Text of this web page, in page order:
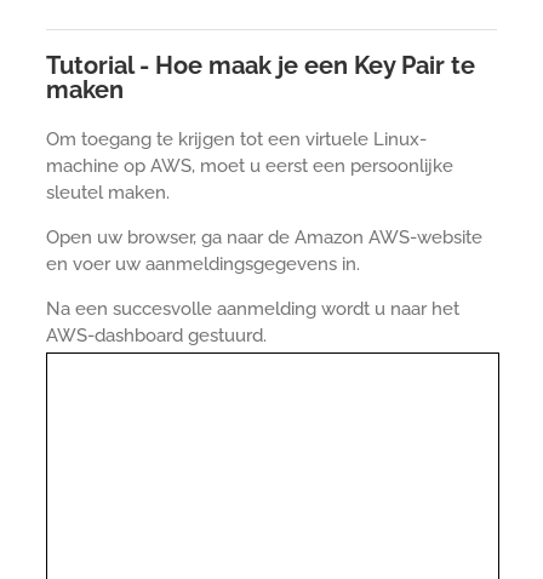
Tutorial - Hoe maak je een Key Pair te
maken
Om toegang te krijgen tot een virtuele Linux-
machine op AWS, moet u eerst een persoonlijke
sleutel maken.
Open uw browser, ga naar de Amazon AWS-website
en voer uw aanmeldingsgegevens in.
Na een succesvolle aanmelding wordt u naar het
AWS-dashboard gestuurd.